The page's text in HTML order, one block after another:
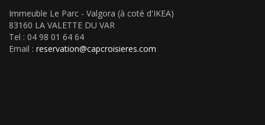
Immeuble Le Parc - Valgora (à coté d'IKEA)
83160 LA VALETTE DU VAR
Tel : 04 98 01 64 64
Email : reservation@capcroisieres.com